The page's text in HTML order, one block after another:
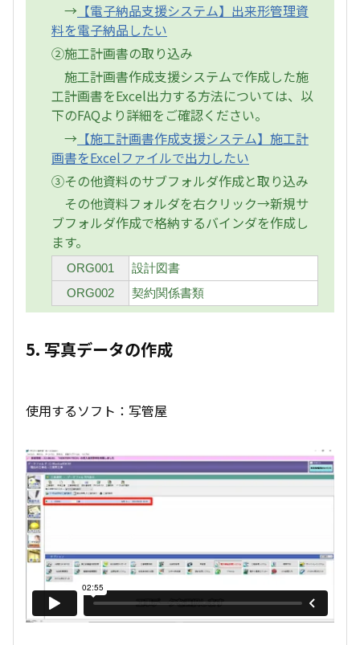
→ 【電子納品支援システム】出来形管理資
料を電子納品したい
②施工計画書の取り込み
施工計画書作成支援システムで作成した施
工計画書をExcel出力する方法については、以
下のFAQより詳細をご確認ください。
→ 【施工計画書作成支援システム】施工計
画書をExcelファイルで出力したい
③その他資料のサブフォルダ作成と取り込み
その他資料フォルダを右クリック→新規サ
ブフォルダ作成で格納するバインダを作成し
ます。
ORG001
設計図書
ORG002
契約関係書類
5. 写真データの作成
使用するソフト：写管屋